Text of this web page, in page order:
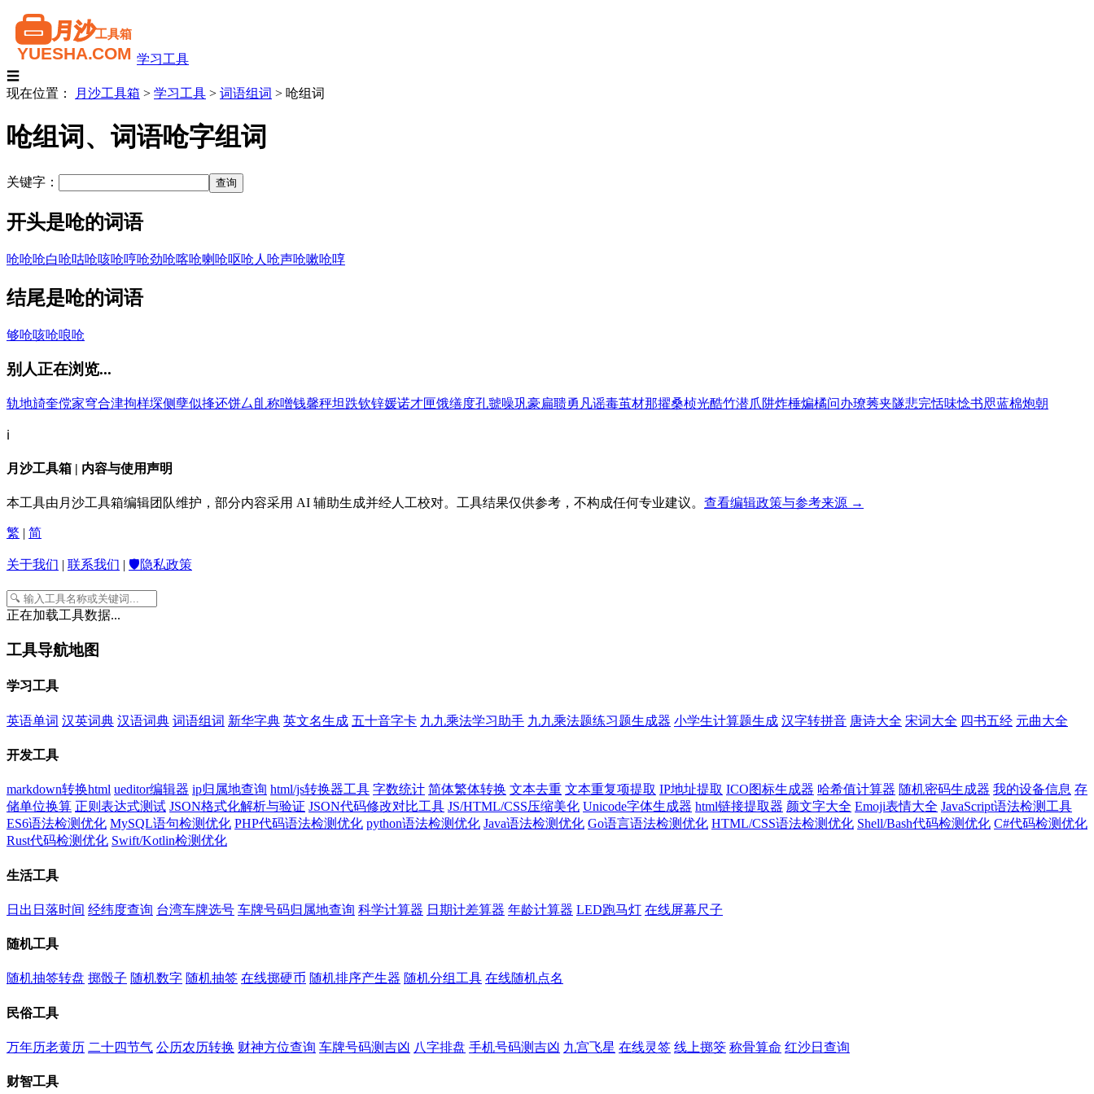
学习工具
☰
现在位置：
月沙工具箱 > 学习工具 > 词语组词 > 呛组词
呛组词、词语呛字组词
关键字：
开头是呛的词语
呛呛呛白呛咕呛咳呛哼呛劲呛喀呛喇 呛呕呛人 呛声呛嗽呛啍
结尾是呛的词语
够呛咳呛哴呛
别人正在浏览...
轨地旑奎傥家穹合津拘样堔侧孽似捀还饼厶臫称噌钱馨秤坦 跌钦锌媛诺才匣饿缮度孔虢噪巩豪扁聩勇 凡谣毒茧材那擢桑桢光酷竹潜爪 阱炸棰煸橘问办璙莠夹隧悲完恬味惗书咫蓝棉炮朝
ℹ️
月沙工具箱 | 内容与使用声明
本工具由月沙工具箱编辑团队维护，部分内容采用 AI 辅助生成并经人工校对。工具结果仅供参考，不构成任何专业建议。 查看编辑政策与参考来源 →
繁 简
关于我们 联系我们 🛡️隐私政策
正在加载工具数据...
工具导航地图
学习工具
英语单词 汉英词典 汉语词典 词语组词 新华字典 英文名生成 五十音字卡 九九乘法学习助手 九九乘法题练习题生成器 小学生计算题生成 汉字转拼音 唐诗大全 宋词大全 四书五经 元曲大全
开发工具
markdown转换html ueditor编辑器 ip归属地查询 html/js转换器工具 字数统计 简体繁体转换 文本去重 文本重复项提取 IP地址提取 ICO图标生成器 哈希值计算器 随机密码生成器 我的设备信息 存
储单位换算 正则表达式测试 JSON格式化解析与验证 JSON代码修改对比工具 JS/HTML/CSS压缩美化 Unicode字体生成器 html链接提取器 颜文字大全 Emoji表情大全 JavaScript语法检测工具
ES6语法检测优化 MySQL语句检测优化 PHP代码语法检测优化 python语法检测优化 Java语法检测优化 Go语言语法检测优化 HTML/CSS语法检测优化 Shell/Bash代码检测优化 C#代码检测优化
Rust代码检测优化 Swift/Kotlin检测优化
生活工具
日出日落时间 经纬度查询 台湾车牌选号 车牌号码归属地查询 科学计算器 日期计差算器 年龄计算器 LED跑马灯 在线屏幕尺子
随机工具
随机抽签转盘 掷骰子 随机数字 随机抽签 在线掷硬币 随机排序产生器 随机分组工具 在线随机点名
民俗工具
万年历老黄历 二十四节气 公历农历转换 财神方位查询 车牌号码测吉凶 八字排盘 手机号码测吉凶 九宫飞星 在线灵签 线上掷筊 称骨算命 红沙日查询
财智工具